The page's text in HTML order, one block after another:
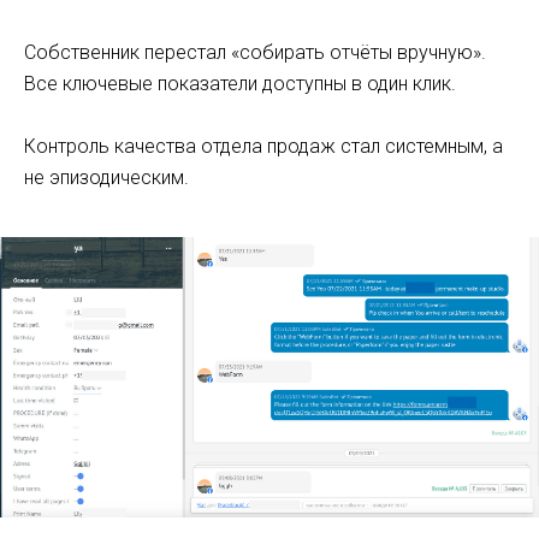
Собственник перестал «собирать отчёты вручную».
Все ключевые показатели доступны в один клик.
Контроль качества отдела продаж стал системным, а
не эпизодическим.